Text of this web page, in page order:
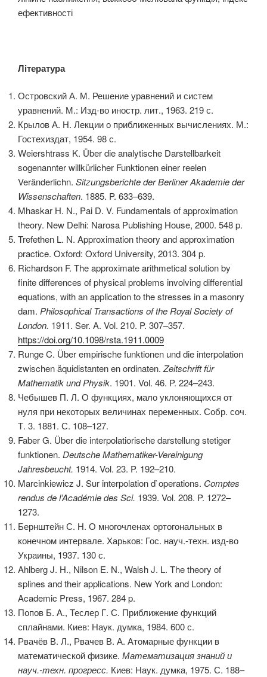
ефективності
Література
Островский А. М. Решение уравнений и систем
уравнений. М.: Изд-во иностр. лит., 1963. 219 с.
Крылов А. Н. Лекции о приближенных вычислениях. М.:
Гостехиздат, 1954. 98 с.
Weiershtrass K. Über die analytische Darstellbarkeit
sogenannter willkürlicher Funktionen einer reelen
Veränderlichn. Sitzungsberichte der Berliner Akademie der
Wissenschaften. 1885. P. 633–639.
Mhaskar H. N., Pai D. V. Fundamentals of approximation
theory. New Delhi: Narosa Publishing House, 2000. 548 p.
Trefethen L. N. Approximation theory and approximation
practice. Oxford: Oxford University, 2013. 304 p.
Richardson F. The approximate arithmetical solution by
finite differences of physical problems involving differential
equations, with an application to the stresses in a masonry
dam. Philosophical Transactions of the Royal Society of
London. 1911. Ser. A. Vol. 210. P. 307–357.
https://doi.org/10.1098/rsta.1911.0009
Runge C. Über empirische funktionen und die interpolation
zwischen äquidistanten en ordinaten. Zeitschrift für
Mathematik und Physik. 1901. Vol. 46. P. 224–243.
Чебышев П. Л. О функциях, мало уклоняющихся от
нуля при некоторых величинах переменных. Собр. соч.
Т. 3. 1881. С. 108–127.
Faber G. Über die interpolatiorische darstellung stetiger
funktionen. Deutsche Mathematiker-Vereinigung
Jahresbeucht. 1914. Vol. 23. P. 192–210.
Marcinkiewicz J. Sur interpolation d`operations. Comptes
rendus de l’Académie des Sci. 1939. Vol. 208. P. 1272–
1273.
Бернштейн С. Н. О многочленах ортогональных в
конечном интервале. Харьков: Гос. науч.-техн. изд-во
Украины, 1937. 130 с.
Ahlberg J. H., Nilson E. N., Walsh J. L. The theory of
splines and their applications. New York and London:
Academic Press, 1967. 284 p.
Попов Б. А., Теслер Г. С. Приближение функций
сплайнами. Киев: Наук. думка, 1984. 600 с.
Рвачёв В. Л., Рвачев В. А. Атомарные функции в
математической физике. Математизация знаний и
науч.-техн. прогресс. Киев: Наук. думка, 1975. С. 188–